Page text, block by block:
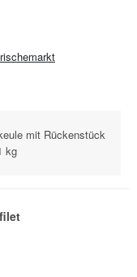
mit Rückenstück
kg